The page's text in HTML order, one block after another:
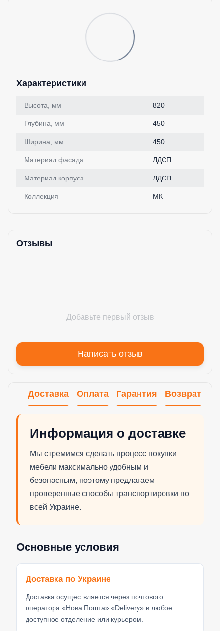
Характеристики
Высота, мм 820
Глубина, мм 450
Ширина, мм 450
Материал фасада ЛДСП
Материал корпуса ЛДСП
Коллекция МК
Отзывы
Добавьте первый отзыв
Написать отзыв
Доставка Оплата Гарантия Возврат
Информация о доставке
Мы стремимся сделать процесс покупки
мебели максимально удобным и
безопасным, поэтому предлагаем
проверенные способы транспортировки по
всей Украине.
Основные условия
Доставка по Украине
Доставка осуществляется через почтового
оператора «Нова Пошта» «Delivery» в любое
доступное отделение или курьером.